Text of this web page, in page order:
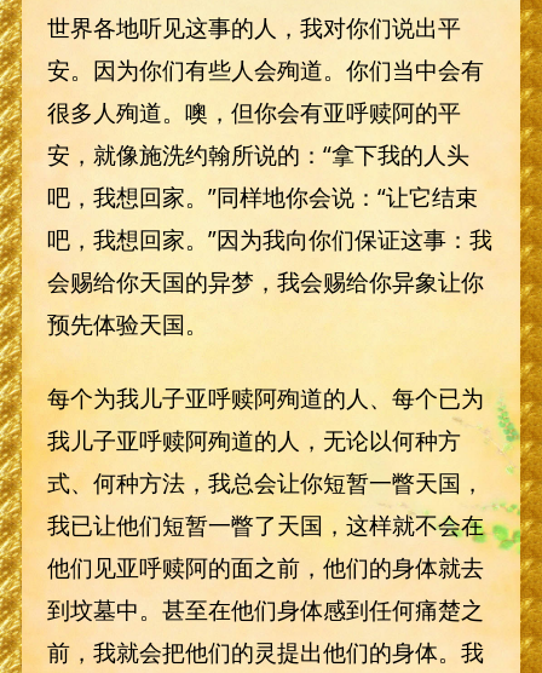
世界各地听见这事的人，我对你们说出平
安。因为你们有些人会殉道。你们当中会有
很多人殉道。噢，但你会有亚呼赎阿的平
安，就像施洗约翰所说的：“拿下我的人头
吧，我想回家。”同样地你会说：“让它结束
吧，我想回家。”因为我向你们保证这事：我
会赐给你天国的异梦，我会赐给你异象让你
预先体验天国。
每个为我儿子亚呼赎阿殉道的人、每个已为
我儿子亚呼赎阿殉道的人，无论以何种方
式、何种方法，我总会让你短暂一瞥天国，
我已让他们短暂一瞥了天国，这样就不会在
他们见亚呼赎阿的面之前，他们的身体就去
到坟墓中。甚至在他们身体感到任何痛楚之
前，我就会把他们的灵提出他们的身体。我